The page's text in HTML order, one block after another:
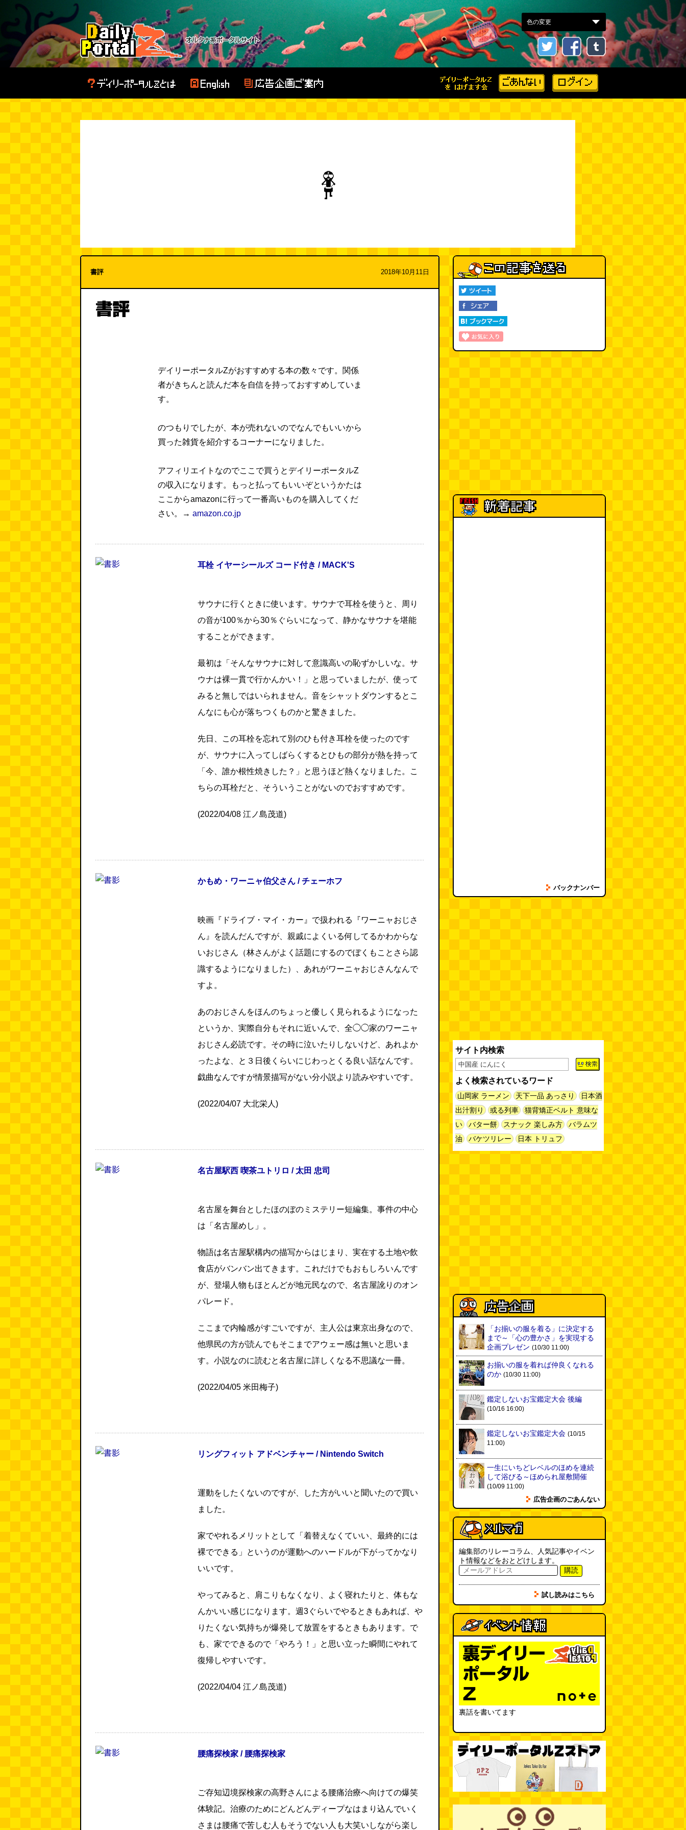
書評 2018年10月11日
書評
デイリーポータルZがおすすめする本の数々です。関係
者がきちんと読んだ本を自信を持っておすすめしていま
す。
のつもりでしたが、本が売れないのでなんでもいいから
買った雑貨を紹介するコーナーになりました。
アフィリエイトなのでここで買うとデイリーポータルZ
の収入になります。もっと払ってもいいぞというかたは
ここからamazonに行って一番高いものを購入してくだ
さい。→ amazon.co.jp
耳栓 イヤーシールズ コード付き / MACK'S
サウナに行くときに使います。サウナで耳栓を使うと、周り
の音が100％から30％ぐらいになって、静かなサウナを堪能
することができます。
最初は「そんなサウナに対して意識高いの恥ずかしいな。サ
ウナは裸一貫で行かんかい！」と思っていましたが、使って
みると無しではいられません。音をシャットダウンするとこ
んなにも心が落ちつくものかと驚きました。
先日、この耳栓を忘れて別のひも付き耳栓を使ったのです
が、サウナに入ってしばらくするとひもの部分が熱を持って
「今、誰か根性焼きした？」と思うほど熱くなりました。こ
ちらの耳栓だと、そういうことがないのでおすすめです。
(2022/04/08 江ノ島茂道)
かもめ・ワーニャ伯父さん / チェーホフ
映画『ドライブ・マイ・カー』で扱われる『ワーニャおじさ
ん』を読んだんですが、親戚によくいる何してるかわからな
いおじさん（林さんがよく話題にするのでぼくもことさら認
識するようになりました）、あれがワーニャおじさんなんで
すよ。
あのおじさんをほんのちょっと優しく見られるようになった
というか、実際自分もそれに近いんで、全◯◯家のワーニャ
おじさん必読です。その時に泣いたりしないけど、あれよか
ったよな、と３日後くらいにじわっとくる良い話なんです。
戯曲なんですが情景描写がない分小説より読みやすいです。
(2022/04/07 大北栄人)
名古屋駅西 喫茶ユトリロ / 太田 忠司
名古屋を舞台としたほのぼのミステリー短編集。事件の中心
は「名古屋めし」。
物語は名古屋駅構内の描写からはじまり、実在する土地や飲
食店がバンバン出てきます。これだけでもおもしろいんです
が、登場人物もほとんどが地元民なので、名古屋訛りのオン
パレード。
ここまで内輪感がすごいですが、主人公は東京出身なので、
他県民の方が読んでもそこまでアウェー感は無いと思いま
す。小説なのに読むと名古屋に詳しくなる不思議な一冊。
(2022/04/05 米田梅子)
リングフィット アドベンチャー / Nintendo Switch
運動をしたくないのですが、した方がいいと聞いたので買い
ました。
家でやれるメリットとして「着替えなくていい、最終的には
裸でできる」というのが運動へのハードルが下がってかなり
いいです。
やってみると、肩こりもなくなり、よく寝れたりと、体もな
んかいい感じになります。週3ぐらいでやるときもあれば、や
りたくない気持ちが爆発して放置をするときもあります。で
も、家でできるので「やろう！」と思い立った瞬間にやれて
復帰しやすいです。
(2022/04/04 江ノ島茂道)
腰痛探検家 / 腰痛探検家
ご存知辺境探検家の高野さんによる腰痛治療へ向けての爆笑
体験記。治療のためにどんどんディープなはまり込んでいく
さまは腰痛で苦しむ人もそうでない人も大笑いしながら楽し
バックナンバー
サイト内検索
よく検索されているワード
山岡家 ラーメン 天下一品 あっさり
日本酒
出汁割り
或る列車
猫背矯正ベルト 意味な
い
バター餅 スナック 楽しみ方
バラムツ
油
バケツリレー 日本 トリュフ
「お揃いの服を着る」に決定する
まで～「心の豊かさ」を実現する
企画プレゼン (10/30 11:00)
お揃いの服を着れば仲良くなれる
のか (10/30 11:00)
鑑定しないお宝鑑定大会 後編
(10/16 16:00)
鑑定しないお宝鑑定大会 (10/15
11:00)
一生にいちどレベルのほめを連続
して浴びる～ほめられ屋敷開催
(10/09 11:00)
広告企画のごあんない
編集部のリレーコラム、人気記事やイベン
ト情報などをおとどけします。
購読
試し読みはこちら
裏話を書いてます